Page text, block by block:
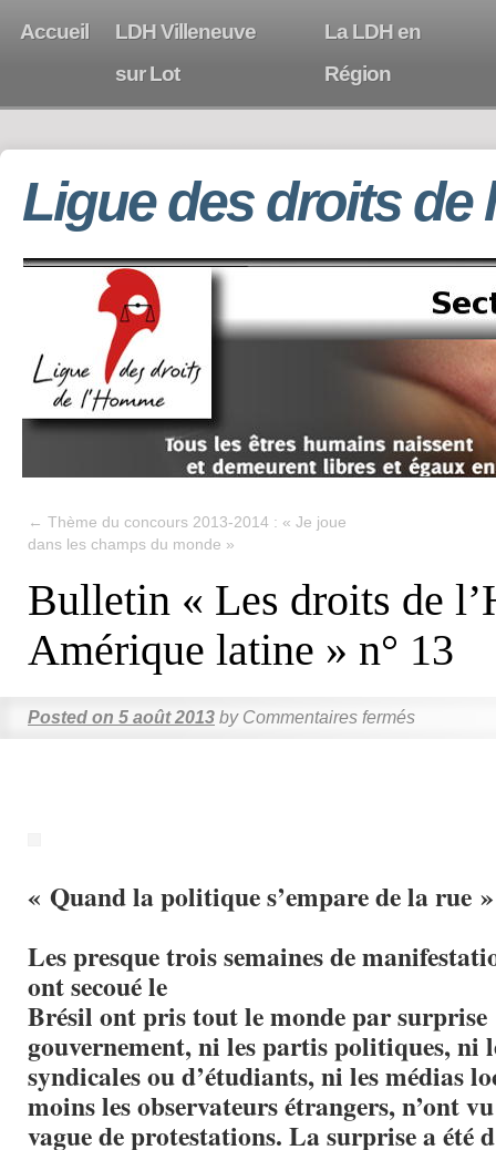
Accueil
LDH Villeneuve
sur Lot
La LDH en
Région
Ligue des droits de
← Thème du concours 2013-2014 : « Je joue
dans les champs du monde »
Bulletin « Les droits de
Amérique latine » n° 13
Posted on 5 août 2013 by Commentaires fermés
« Quand la politique s’empare de la rue »
Les presque trois semaines de
ont secoué le
Brésil ont pris tout le monde par
gouvernement, ni les partis politiques, ni
syndicales ou d’étudiants, ni les médias
moins les observateurs étrangers, n’ont
vague de protestations. La surprise a été